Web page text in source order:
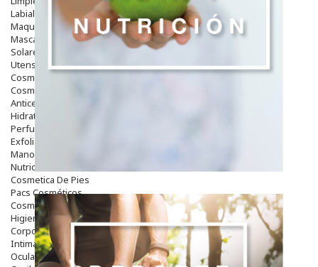
Labiales
Maquillajes Y Color
Mascarillas
Solares
Utensilios
Cosmética Capilar
Cosmética Corporal
Anticelulíticos
Hidratantes Corporales
Perfumes Y Colonias
Exfoliantes Corporales
Manos Y Uñas
Nutricosmética
Cosmetica De Pies
Pacs Cosméticos
Cosmetica Facial Piel Sensible
Higiene
Corporal
Intima
Ocular